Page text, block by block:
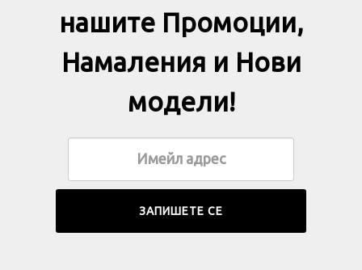
нашите Промоции,
Намаления и Нови
модели!